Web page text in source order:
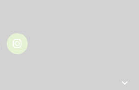
